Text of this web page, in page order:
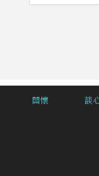
關懷 談